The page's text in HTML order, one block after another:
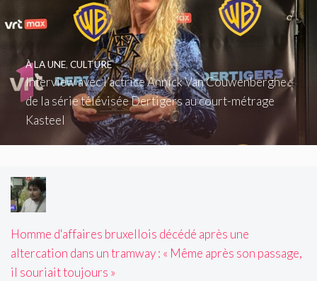
Interview avec l’actrice Annick Van Couwenberghe :
de la série télévisée Dertigers au court-métrage
Kasteel
À LA UNE, CULTURE
Homme d'affaires bruxellois décédé après une
altercation dans un tramway : « Même après son passage,
il souriait toujours »